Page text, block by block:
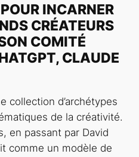
INCARNER
CRÉATEURS
COMITÉ
CLAUDE
collection d’archétypes
de la créativité.
en passant par David
comme un modèle de